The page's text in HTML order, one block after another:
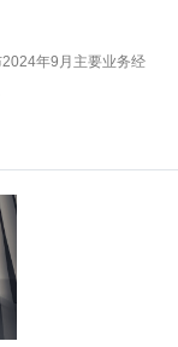
年9月主要业务经